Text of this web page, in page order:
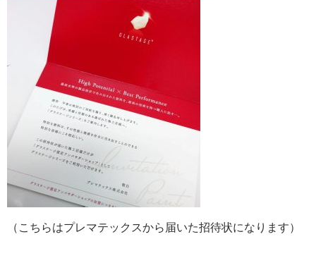
（こちらはプレマテックスから届いた招待状になります）